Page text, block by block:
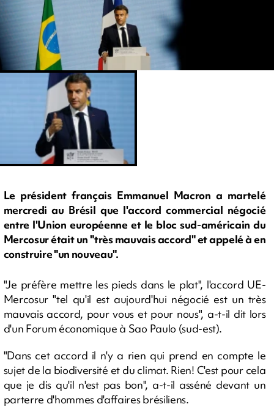
Le président français Emmanuel Macron a martelé
mercredi au Brésil que l'accord commercial négocié
entre l'Union européenne et le bloc sud-américain du
Mercosur était un "très mauvais accord" et appelé à en
construire "un nouveau".
"Je préfère mettre les pieds dans le plat", l'accord UE-
Mercosur "tel qu'il est aujourd'hui négocié est un très
mauvais accord, pour vous et pour nous", a-t-il dit lors
d'un Forum économique à Sao Paulo (sud-est).
"Dans cet accord il n'y a rien qui prend en compte le
sujet de la biodiversité et du climat. Rien! C'est pour cela
que je dis qu'il n'est pas bon", a-t-il asséné devant un
parterre d'hommes d'affaires brésiliens.